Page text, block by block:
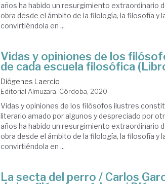
años ha habido un resurgimiento extraordinario
obra desde el ámbito de la filología, la filosofía y
convirtiéndola en ...
Vidas y opiniones de los
de cada escuela filosófica
Diógenes Laercio
Editorial Almuzara. Córdoba, 2020
Vidas y opiniones de los filósofos ilustres
literario amado por algunos y despreciado por
años ha habido un resurgimiento extraordinario
obra desde el ámbito de la filología, la filosofía y
convirtiéndola en ...
La secta del perro / Carlos